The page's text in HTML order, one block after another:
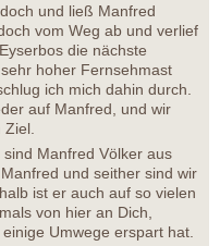
und ließ Manfred
vom Weg ab und verlief
die nächste
hoher Fernsehmast
ich mich dahin durch.
auf Manfred, und wir
sind Manfred Völker aus
und seither sind wir
ist er auch auf so vielen
von hier an Dich,
Umwege erspart hat.